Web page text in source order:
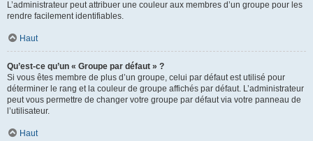
L’administrateur peut attribuer une couleur aux membres d’un groupe pour les
rendre facilement identifiables.
Haut
Qu’est-ce qu’un « Groupe par défaut » ?
Si vous êtes membre de plus d’un groupe, celui par défaut est utilisé pour
déterminer le rang et la couleur de groupe affichés par défaut. L’administrateur
peut vous permettre de changer votre groupe par défaut via votre panneau de
l’utilisateur.
Haut